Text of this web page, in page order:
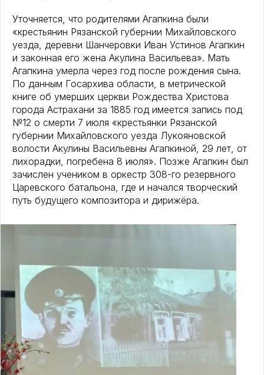
Уточняется, что родителями Агапкина были
«крестьянин Рязанской губернии Михайловского
уезда, деревни Шанчеровки Иван Устинов Агапкин
и законная его жена Акулина Васильева». Мать
Агапкина умерла через год после рождения сына.
По данным Госархива области, в метрической
книге об умерших церкви Рождества Христова
города Астрахани за 1885 год имеется запись под
№12 о смерти 7 июля «крестьянки Рязанской
губернии Михайловского уезда Лукояновской
волости Акулины Васильевны Агапкиной, 29 лет, от
лихорадки, погребена 8 июля». Позже Агапкин был
зачислен учеником в оркестр 308-го резервного
Царевского батальона, где и начался творческий
путь будущего композитора и дирижёра.